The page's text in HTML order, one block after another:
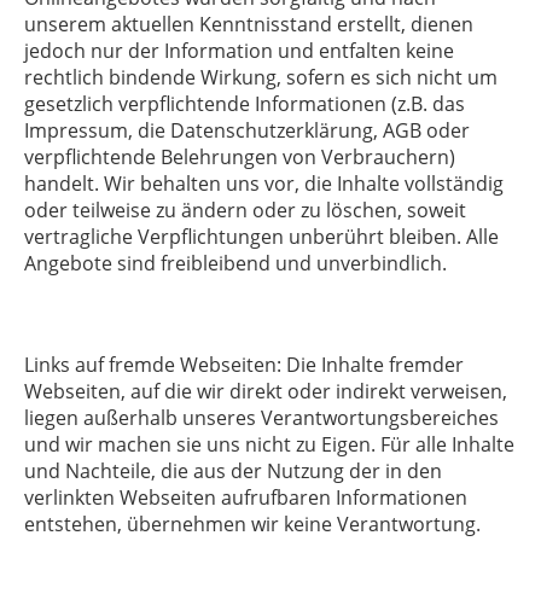
unserem aktuellen Kenntnisstand erstellt, dienen
jedoch nur der Information und entfalten keine
rechtlich bindende Wirkung, sofern es sich nicht um
gesetzlich verpflichtende Informationen (z.B. das
Impressum, die Datenschutzerklärung, AGB oder
verpflichtende Belehrungen von Verbrauchern)
handelt. Wir behalten uns vor, die Inhalte vollständig
oder teilweise zu ändern oder zu löschen, soweit
vertragliche Verpflichtungen unberührt bleiben. Alle
Angebote sind freibleibend und unverbindlich.
Links auf fremde Webseiten: Die Inhalte fremder
Webseiten, auf die wir direkt oder indirekt verweisen,
liegen außerhalb unseres Verantwortungsbereiches
und wir machen sie uns nicht zu Eigen. Für alle Inhalte
und Nachteile, die aus der Nutzung der in den
verlinkten Webseiten aufrufbaren Informationen
entstehen, übernehmen wir keine Verantwortung.